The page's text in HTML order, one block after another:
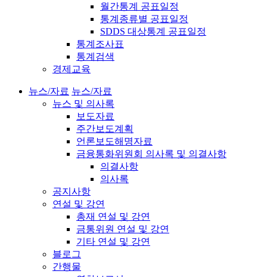
월간통계 공표일정
통계종류별 공표일정
SDDS 대상통계 공표일정
통계조사표
통계검색
경제교육
뉴스/자료 뉴스/자료
뉴스 및 의사록
보도자료
주간보도계획
언론보도해명자료
금융통화위원회 의사록 및 의결사항
의결사항
의사록
공지사항
연설 및 강연
총재 연설 및 강연
금통위원 연설 및 강연
기타 연설 및 강연
블로그
간행물